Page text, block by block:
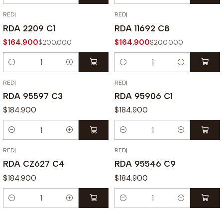
RED|
RDA 2209 C1
$164.900$200.000
Cantidad
RED|
RDA 11692 C8
$164.900$200.000
Cantidad
RED|
RDA 95597 C3
$184.900
Cantidad
RED|
RDA 95906 C1
$184.900
Cantidad
RED|
RDA CZ627 C4
$184.900
Cantidad
RED|
RDA 95546 C9
$184.900
Cantidad